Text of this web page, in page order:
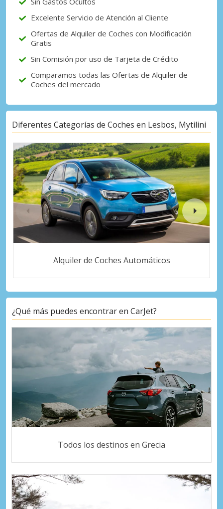
Excelente Servicio de Atención al Cliente
Ofertas de Alquiler de Coches con Modificación
Gratis
Sin Comisión por uso de Tarjeta de Crédito
Comparamos todas las Ofertas de Alquiler de
Coches del mercado
Diferentes Categorías de Coches en Lesbos, Mytilini
Alquiler de Coches Automáticos
¿Qué más puedes encontrar en CarJet?
Todos los destinos en Grecia